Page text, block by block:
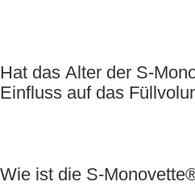
Hat das Alter der S-
Einfluss auf das
Wie ist die S-